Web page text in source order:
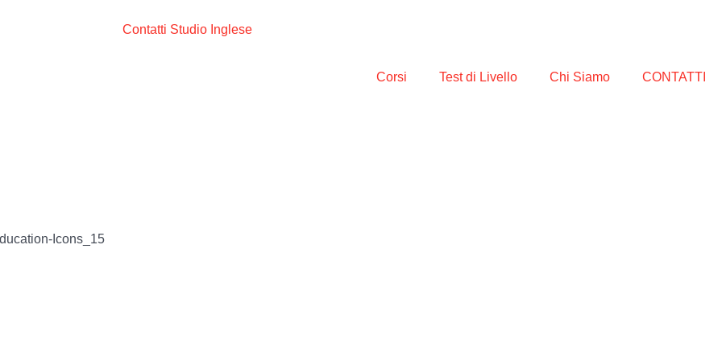
Corsi Test di Livello Chi Siamo CONTATTI